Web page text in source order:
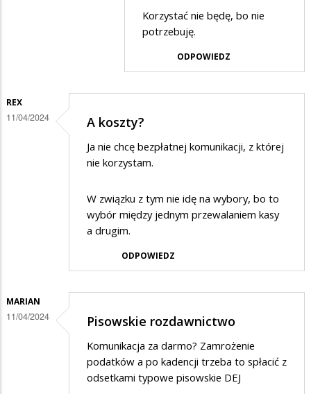
odpowiedzi
Ty
również
będziesz
mógł…
Korzystać nie będę, bo nie
potrzebuję.
ODPOWIEDZ
REX
11/04/2024 A koszty?
Ja nie chcę bezpłatnej komunikacji, z której
nie korzystam.
W związku z tym nie idę na wybory, bo to
wybór między jednym przewalaniem kasy
a drugim.
ODPOWIEDZ
MARIAN
11/04/2024 Pisowskie rozdawnictwo
Komunikacja za darmo? Zamrożenie
podatków a po kadencji trzeba to spłacić z
odsetkami typowe pisowskie DEJ